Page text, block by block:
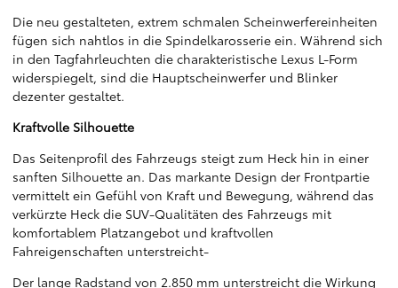
Die neu gestalteten, extrem schmalen Scheinwerfereinheiten
fügen sich nahtlos in die Spindelkarosserie ein. Während sich
in den Tagfahrleuchten die charakteristische Lexus L-Form
widerspiegelt, sind die Hauptscheinwerfer und Blinker
dezenter gestaltet.
Kraftvolle Silhouette
Das Seitenprofil des Fahrzeugs steigt zum Heck hin in einer
sanften Silhouette an. Das markante Design der Frontpartie
vermittelt ein Gefühl von Kraft und Bewegung, während das
verkürzte Heck die SUV-Qualitäten des Fahrzeugs mit
komfortablem Platzangebot und kraftvollen
Fahreigenschaften unterstreicht-
Der lange Radstand von 2.850 mm unterstreicht die Wirkung